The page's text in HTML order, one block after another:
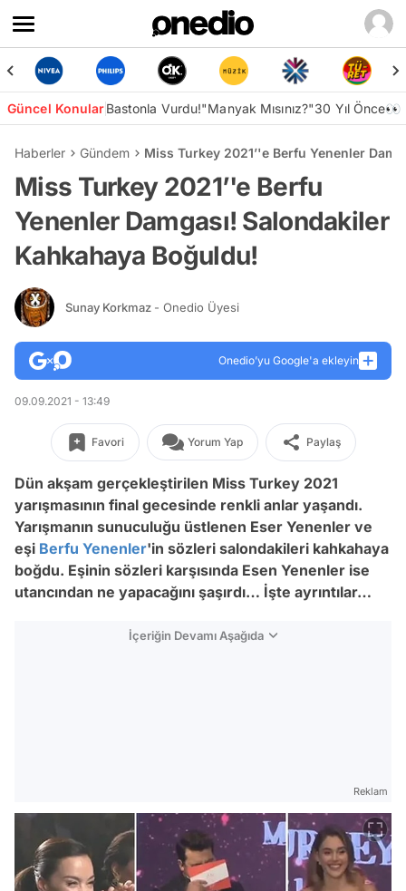
Güncel KonularBastonla Vurdu!"Manyak Mısınız?"30 Yıl Önce👀
Haberler Gündem Miss Turkey 2021’'e Berfu Yenenler
Miss Turkey 2021’'e Berfu
Yenenler Damgası! Salondakiler
Kahkahaya Boğuldu!
Sunay Korkmaz - Onedio Üyesi
Onedio’yu Google'a ekleyin
09.09.2021 - 13:49
Favori Yorum Yap Paylaş
Dün akşam gerçekleştirilen Miss Turkey 2021
yarışmasının final gecesinde renkli anlar yaşandı.
Yarışmanın sunuculuğu üstlenen Eser Yenenler ve
eşi Berfu Yenenler'in sözleri salondakileri kahkahaya
boğdu. Eşinin sözleri karşısında Esen Yenenler ise
utancından ne yapacağını şaşırdı… İşte ayrıntılar…
İçeriğin Devamı Aşağıda
Reklam